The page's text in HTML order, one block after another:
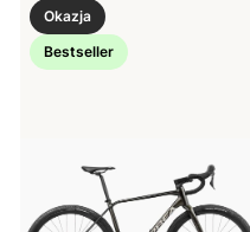
Okazja
Bestseller